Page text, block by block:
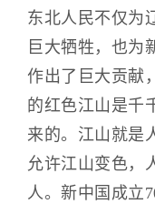
东北人民不仅为
巨大牺牲，也为
作出了巨大贡献
的红色江山是千
来的。江山就是
允许江山变色，
人。新中国成立